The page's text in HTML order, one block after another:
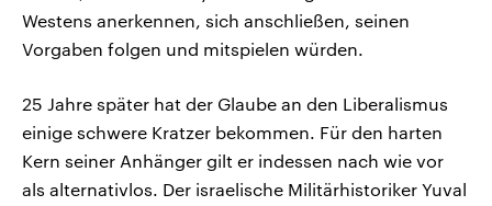
Westens anerkennen, sich anschließen, seinen
Vorgaben folgen und mitspielen würden.
25 Jahre später hat der Glaube an den Liberalismus
einige schwere Kratzer bekommen. Für den harten
Kern seiner Anhänger gilt er indessen nach wie vor
als alternativlos. Der israelische Militärhistoriker Yuval